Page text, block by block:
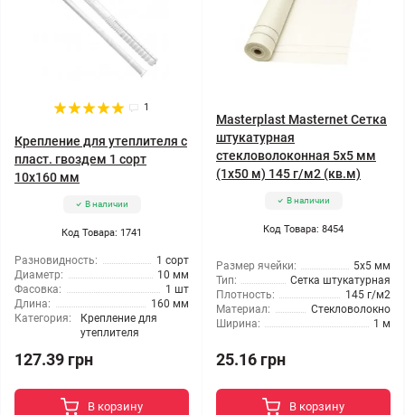
1
Крепление для утеплителя с
пласт. гвоздем 1 сорт
10x160 мм
В наличии
Код Товара: 1741
Разновидность:
1 сорт
Диаметр:
10 мм
Фасовка:
1 шт
Длина:
160 мм
Категория:
Крепление для
утеплителя
127.39 грн
В корзину
Masterplast Masternet Сетка
штукатурная
стекловолоконная 5x5 мм
(1x50 м) 145 г/м2 (кв.м)
В наличии
Код Товара: 8454
Размер ячейки:
5x5 мм
Тип:
Сетка штукатурная
Плотность:
145 г/м2
Материал:
Стекловолокно
Ширина:
1 м
25.16 грн
В корзину